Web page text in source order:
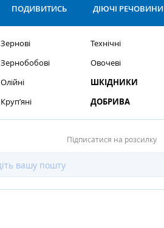
ПОДИВИТИСЬ ДІЮЧІ РЕЧОВИНИ
Зернові
Зернобобові
Олійні
Круп’яні
Технічні
Овочеві
ШКІДНИКИ
ДОБРИВА
Підписатися на розсилку